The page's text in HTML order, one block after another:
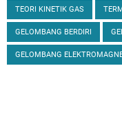
TEORI KINETIK GAS
GELOMBANG BERDIRI
GELOMBANG